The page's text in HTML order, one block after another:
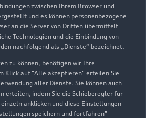
zwischen Ihrem Browser und
und es können personenbezogene
an die Server von Dritten übermittelt
Technologien und die Einbindung von
nachfolgend als „Dienste“ bezeichnet.
zu können, benötigen wir Ihre
Klick auf "Alle akzeptieren" erteilen Sie
aller Dienste. Sie können auch
erteilen, indem Sie die Schieberegler für
anklicken und diese Einstellungen
speichern und fortfahren"
,öffnet amFreitag 07:00
, öffnet am Freitag 07:00